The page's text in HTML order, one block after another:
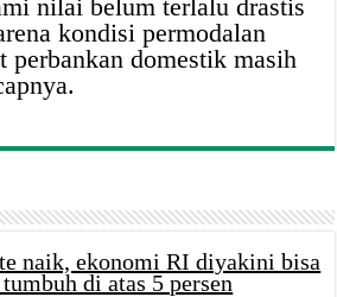
nilai belum terlalu drastis
kondisi permodalan
perbankan domestik masih
naik, ekonomi RI diyakini bisa
di atas 5 persen